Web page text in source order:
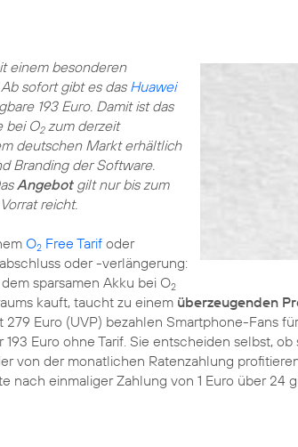
einem besonderen
sofort gibt es das Huawei
193 Euro. Damit ist das
bei O2zum derzeit
deutschen Markt erhältlich
Branding der Software.
Angebotgilt nur bis zum
reicht.
O2 Free Tarif oder
oder -verlängerung:
sparsamen Akku bei O2
kauft, taucht zu einem überzeugenden
279 Euro (UVP) bezahlen Smartphone-Fans
193 Euro ohne Tarif. Sie entscheiden selbst, ob
von der monatlichen Ratenzahlung
nach einmaliger Zahlung von 1 Euro über 24